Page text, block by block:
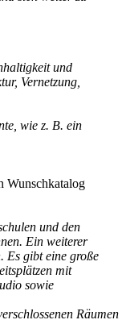
und
Vernetzung,
wie z. B. ein
Wunschkatalog
und den
Ein weiterer
Es gibt eine große
mit
sowie
Räumen